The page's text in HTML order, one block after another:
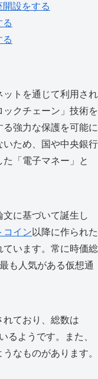
設をする
る
る
トを通じて利用され
クチェーン」技術を
強力な保護を可能に
いため、国や中央銀行
「電子マネー」と
文に基づいて誕生し
コイン 以降に作られた
います。常に時価総
も人気がある仮想通
ており、総数は
るようです。また、
なものがあります。